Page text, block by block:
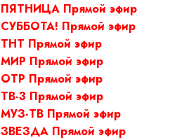
ПЯТНИЦА Прямой эфир
СУББОТА! Прямой эфир
ТНТ Прямой эфир
МИР Прямой эфир
ОТР Прямой эфир
ТВ-3 Прямой эфир
МУЗ-ТВ Прямой эфир
ЗВЕЗДА Прямой эфир